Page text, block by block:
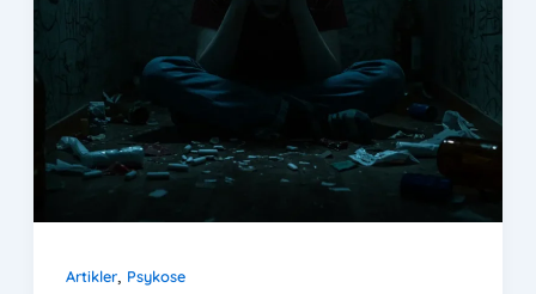
Artikler, Psykose